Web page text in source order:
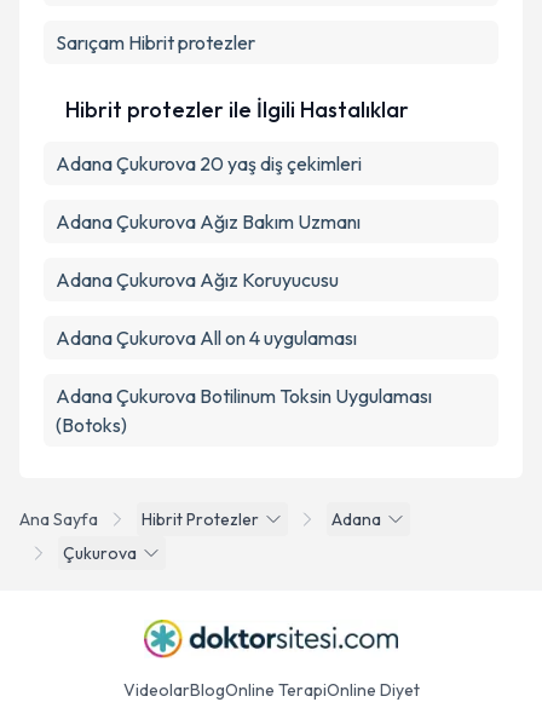
Ana Sayfa Hibrit Protezler
Adana
Çukurova
Sarıçam Hibrit protezler
Hibrit protezler ile İlgili Hastalıklar
Adana Çukurova 20 yaş diş çekimleri
Adana Çukurova Ağız Bakım Uzmanı
Adana Çukurova Ağız Koruyucusu
Adana Çukurova All on 4 uygulaması
Adana Çukurova Botilinum Toksin Uygulaması
(Botoks)
VideolarBlogOnline TerapiOnline Diyet